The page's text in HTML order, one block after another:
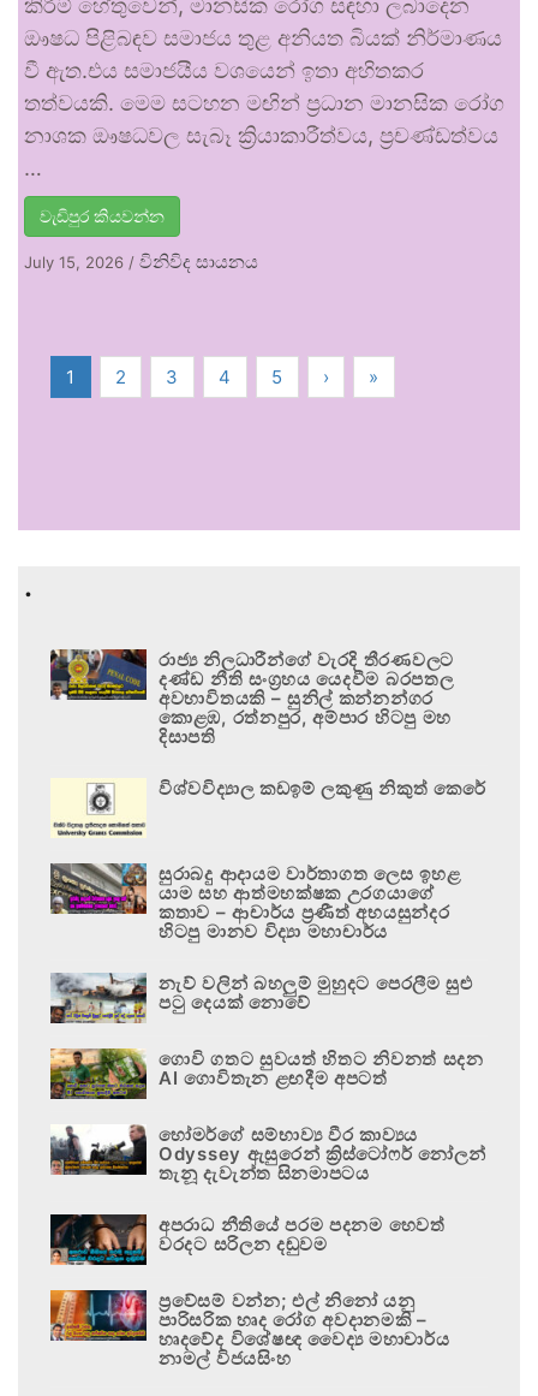
කිරීම් හේතුවෙන්, මානසික රෝග සඳහා ලබාදෙන
ඖෂධ පිළිබඳව සමාජය තුළ අනියත බියක් නිර්මාණය
වී ඇත.එය සමාජයීය වශයෙන් ඉතා අහිතකර
තත්වයකි. මෙම සටහන මඟින් ප්‍රධාන මානසික රෝග
නාශක ඖෂධවල සැබෑ ක්‍රියාකාරීත්වය, ප්‍රචණ්ඩත්වය
…
වැඩිපුර කියවන්න
July 15, 2026 / විනිවිද සායනය
1 2 3 4 5 › »
.
රාජ්‍ය නිලධාරීන්ගේ වැරදි තීරණවලට
දණ්ඩ නීති සංග්‍රහය යෙදවීම බරපතල
අවභාවිතයකි – සුනිල් කන්නන්ගර
කොළඹ, රත්නපුර, අම්පාර හිටපු මහ
දිසාපති
විශ්වවිද්‍යාල කඩඉම් ලකුණු නිකුත් කෙරේ
සුරාබදු ආදායම වාර්තාගත ලෙස ඉහළ
යාම සහ ආත්මභක්ෂක උරගයාගේ
කතාව – ආචාර්ය ප්‍රණීත් අභයසුන්දර
හිටපු මානව විද්‍යා මහාචාර්ය
නැව් වලින් බහලුම් මුහුදට පෙරලීම සුළු
පටු දෙයක් නොවේ
ගොවි ගතට සුවයත් හිතට නිවනත් සදන
AI ගොවිතැන ළඟදීම අපටත්
හෝමර්ගේ සම්භාව්‍ය වීර කාව්‍යය
Odyssey ඇසුරෙන් ක්‍රිස්ටෝෆර් නෝලන්
තැනූ දැවැන්ත සිනමාපටය
අපරාධ නීතියේ පරම පදනම හෙවත්
වරදට සරිලන දඬුවම
ප්‍රවේසම් වන්න; එල් නිනෝ යනු
පාරිසරික හෘද රෝග අවදානමකි –
හෘදවේද විශේෂඥ වෛද්‍ය මහාචාර්ය
නාමල් විජයසිංහ